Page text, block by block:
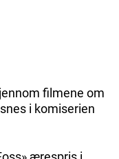
filmene om
i komiserien